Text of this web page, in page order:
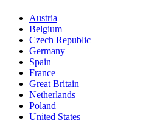
Austria
Belgium
Czech Republic
Germany
Spain
France
Great Britain
Netherlands
Poland
United States